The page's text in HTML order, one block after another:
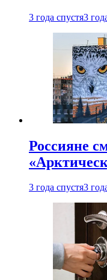
3 года спустя3
Россияне
3 года спустя3